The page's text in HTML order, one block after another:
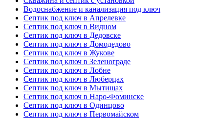
Водоснабжение и канализация под ключ
Септик под ключ в Апрелевке
Септик под ключ в Видном
Септик под ключ в Дедовске
Септик под ключ в Домодедово
Септик под ключ в Жукове
Септик под ключ в Зеленограде
Септик под ключ в Лобне
Септик под ключ в Люберцах
Септик под ключ в Мытищах
Септик под ключ в Наро-Фоминске
Септик под ключ в Одинцово
Септик под ключ в Первомайском